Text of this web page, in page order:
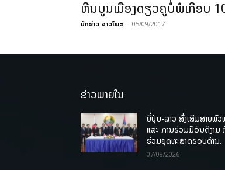
ຫີນບູນເມືອງດຽວຄູບໍ່ພໍເກືອບ
ນັກຂ່າວ ລາວໂພສ - 05/09/2017
ຂ່າວພາຍໃນ
ຍີ່ປຸ່ນ-ລາວ ສົ່ງເສີມສາຍພົ
ແລະ ການຮ່ວມມືອັນດີງາມ
ຮ່ວມຍຸດທະສາດຮອບດ້ານ.
07/08/2026